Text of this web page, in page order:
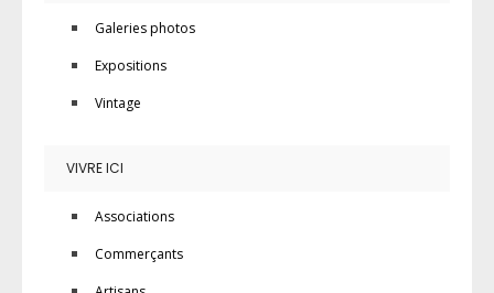
Galeries photos
Expositions
Vintage
VIVRE ICI
Associations
Commerçants